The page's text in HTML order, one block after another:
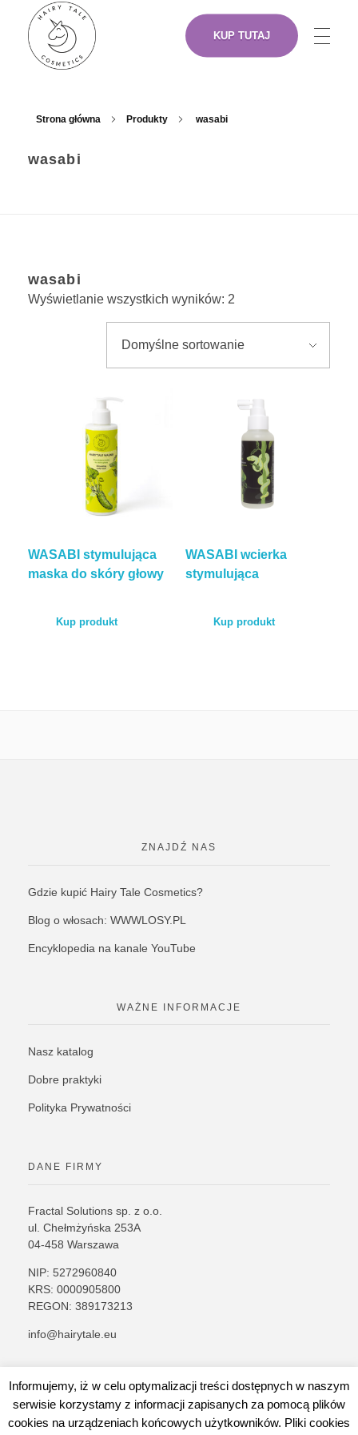
Hairy Tale Cosmetics
KUP TUTAJ
O NAS
GDZIE KUPIĆ
TEST POROWATOŚCI
Strona główna Produkty wasabi
wasabi
wasabi
Wyświetlanie wszystkich wyników: 2
WASABI stymulująca
maska do skóry głowy
Kup produkt
WASABI wcierka
stymulująca
Kup produkt
ZNAJDŹ NAS
Gdzie kupić Hairy Tale Cosmetics?
Blog o włosach: WWWLOSY.PL
Encyklopedia na kanale YouTube
WAŻNE INFORMACJE
Nasz katalog
Dobre praktyki
Polityka Prywatności
DANE FIRMY
Fractal Solutions sp. z o.o.
ul. Chełmżyńska 253A
04-458 Warszawa
NIP: 5272960840
KRS: 0000905800
REGON: 389173213
info@hairytale.eu
Informujemy, iż w celu optymalizacji treści dostępnych w naszym
serwisie korzystamy z informacji zapisanych za pomocą plików
cookies na urządzeniach końcowych użytkowników. Pliki cookies